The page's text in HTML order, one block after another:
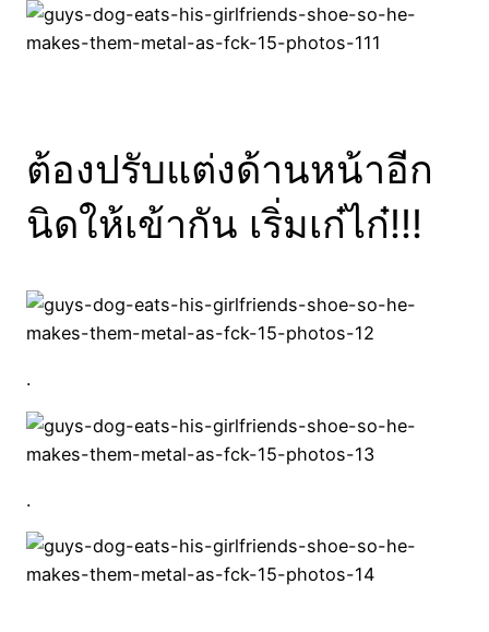
ต้องปรับแต่งด้านหน้าอีก
นิดให้เข้ากัน เริ่มเก๋ไก๋!!!
.
.